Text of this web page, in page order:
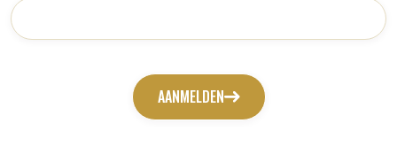
AANMELDEN